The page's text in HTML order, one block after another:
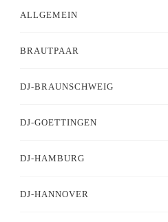
ALLGEMEIN
BRAUTPAAR
DJ-BRAUNSCHWEIG
DJ-GOETTINGEN
DJ-HAMBURG
DJ-HANNOVER